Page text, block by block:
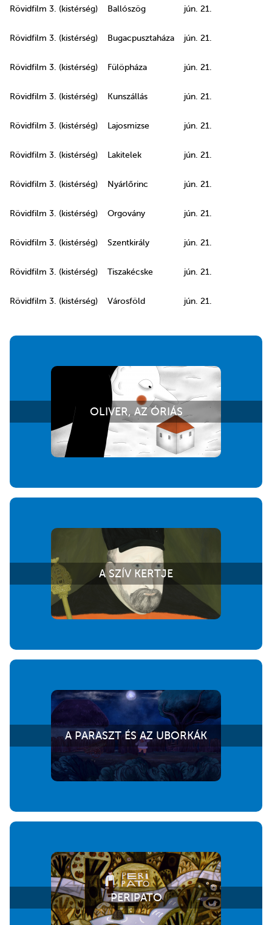
Rövidfilm 3. (kistérség) Ballószög jún. 21.
Rövidfilm 3. (kistérség) Bugacpusztaháza jún. 21.
Rövidfilm 3. (kistérség) Fülöpháza jún. 21.
Rövidfilm 3. (kistérség) Kunszállás jún. 21.
Rövidfilm 3. (kistérség) Lajosmizse jún. 21.
Rövidfilm 3. (kistérség) Lakitelek jún. 21.
Rövidfilm 3. (kistérség) Nyárlőrinc jún. 21.
Rövidfilm 3. (kistérség) Orgovány jún. 21.
Rövidfilm 3. (kistérség) Szentkirály jún. 21.
Rövidfilm 3. (kistérség) Tiszakécske jún. 21.
Rövidfilm 3. (kistérség) Városföld jún. 21.
OLIVER, AZ ÓRIÁS
A SZÍV KERTJE
A PARASZT ÉS AZ UBORKÁK
PERIPATO